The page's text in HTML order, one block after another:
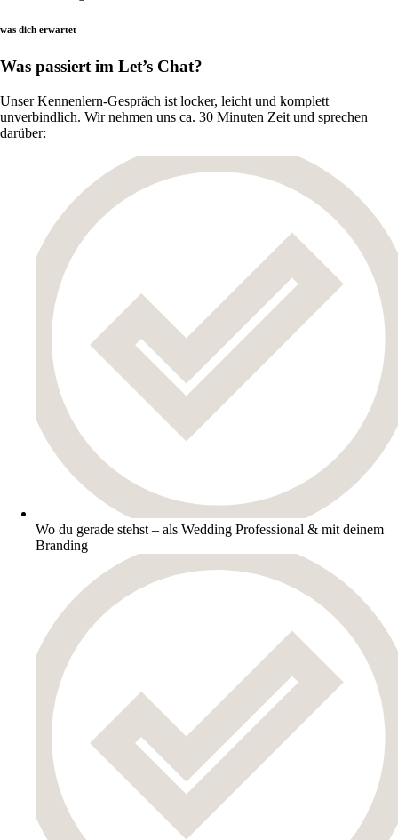
was dich erwartet
Was passiert im Let’s Chat?
Unser Kennenlern-Gespräch ist locker, leicht und komplett
unverbindlich. Wir nehmen uns ca. 30 Minuten Zeit und sprechen
darüber:
Wo du gerade stehst – als Wedding Professional & mit deinem
Branding